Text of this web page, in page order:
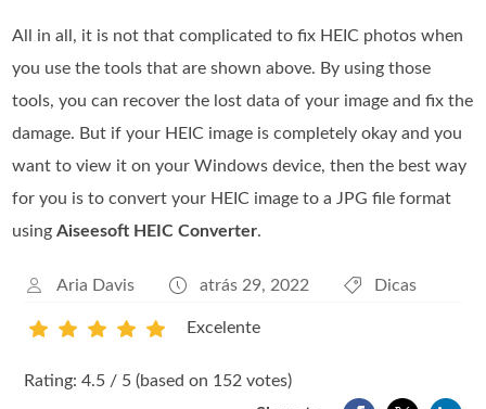
All in all, it is not that complicated to fix HEIC photos when
you use the tools that are shown above. By using those
tools, you can recover the lost data of your image and fix the
damage. But if your HEIC image is completely okay and you
want to view it on your Windows device, then the best way
for you is to convert your HEIC image to a JPG file format
usingAiseesoft HEIC Converter.
Aria Davis atrás 29, 2022 Dicas
Excelente
Rating: 4.5 / 5 (based on 152 votes)